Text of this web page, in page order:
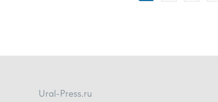
Ural-Press.ru